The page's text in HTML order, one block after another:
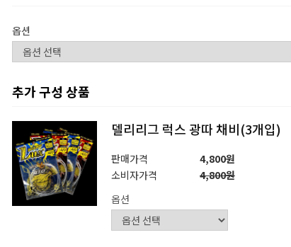
옵션
추가 구성 상품
델리리그 럭스 광따 채비(3개입)
판매가격
4,800원
소비자가격
4,800원
옵션